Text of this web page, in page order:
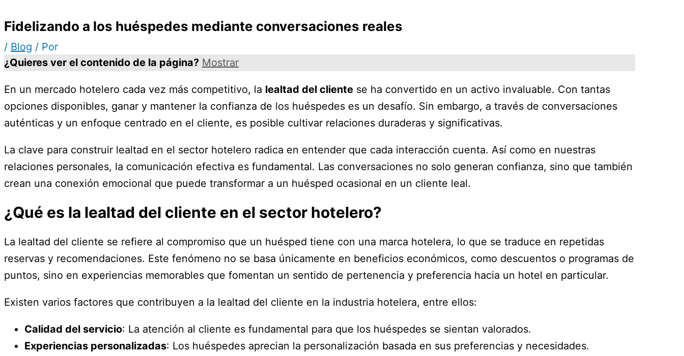
Fidelizando a los huéspedes mediante conversaciones reales
/ Blog / Por
¿Quieres ver el contenido de la página? Mostrar
En un mercado hotelero cada vez más competitivo, la lealtad del cliente se ha convertido en un activo invaluable. Con tantas
opciones disponibles, ganar y mantener la confianza de los huéspedes es un desafío. Sin embargo, a través de conversaciones
auténticas y un enfoque centrado en el cliente, es posible cultivar relaciones duraderas y significativas.
La clave para construir lealtad en el sector hotelero radica en entender que cada interacción cuenta. Así como en nuestras
relaciones personales, la comunicación efectiva es fundamental. Las conversaciones no solo generan confianza, sino que también
crean una conexión emocional que puede transformar a un huésped ocasional en un cliente leal.
¿Qué es la lealtad del cliente en el sector hotelero?
La lealtad del cliente se refiere al compromiso que un huésped tiene con una marca hotelera, lo que se traduce en repetidas
reservas y recomendaciones. Este fenómeno no se basa únicamente en beneficios económicos, como descuentos o programas de
puntos, sino en experiencias memorables que fomentan un sentido de pertenencia y preferencia hacia un hotel en particular.
Existen varios factores que contribuyen a la lealtad del cliente en la industria hotelera, entre ellos:
Calidad del servicio: La atención al cliente es fundamental para que los huéspedes se sientan valorados.
Experiencias personalizadas: Los huéspedes aprecian la personalización basada en sus preferencias y necesidades.